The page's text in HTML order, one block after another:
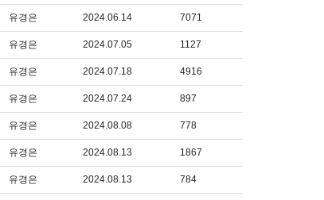
유경은 2024.06.14 7071
유경은 2024.07.05 1127
유경은 2024.07.18 4916
유경은 2024.07.24 897
유경은 2024.08.08 778
유경은 2024.08.13 1867
유경은 2024.08.13 784